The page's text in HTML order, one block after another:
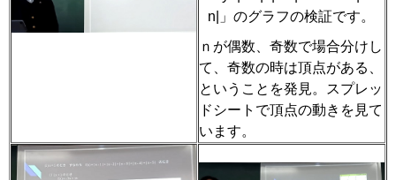
n| 」のグラフの検証です。
ｎが偶数、奇数で場合分けし
て、奇数の時は頂点がある、
ということを発見。スプレッ
ドシートで頂点の動きを見て
います。